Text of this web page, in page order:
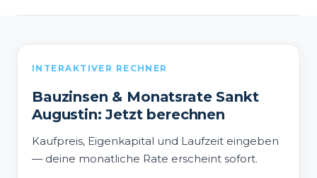
INTERAKTIVER RECHNER
Bauzinsen & Monatsrate Sankt
Augustin: Jetzt berechnen
Kaufpreis, Eigenkapital und Laufzeit eingeben
— deine monatliche Rate erscheint sofort.